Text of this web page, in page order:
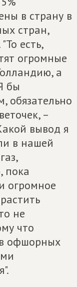
в страну в
стран,
есть,
огромные
а
бы
обязательно
–
вывод я
в нашей
пока
огромное
не
что
в офшорных